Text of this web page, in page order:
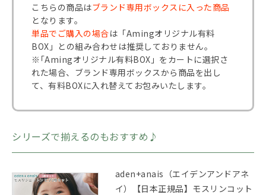
こちらの商品はブランド専用ボックスに入った商品
となります。
単品でご購入の場合は「Amingオリジナル有料
BOX」との組み合わせは推奨しておりません。
※｢Amingオリジナル有料BOX」をカートに選択さ
れた場合、ブランド専用ボックスから商品を出し
て、有料BOXに入れ替えてお包みいたします。
シリーズで揃えるのもおすすめ♪
aden+anais（エイデンアンドアネ
イ）【日本正規品】モスリンコット